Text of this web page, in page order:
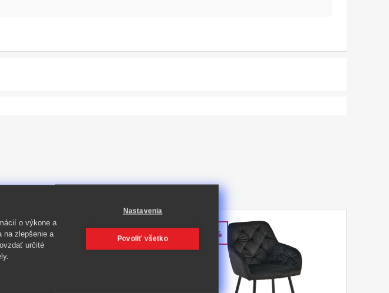
-41% -48%
o výkone a
na zlepšenie a
určité
Nastavenia
Povoliť všetko